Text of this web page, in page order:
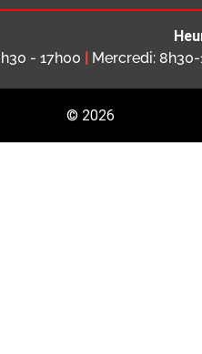
- 17h00 | Mercredi:
© 2026